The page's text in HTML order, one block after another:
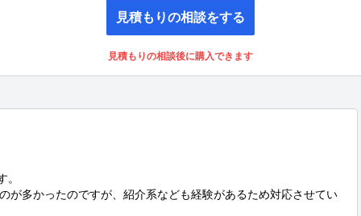
見積もりの相談をする
見積もりの相談後に購入できます
が多かったのですが、紹介系なども経験があるため対応させてい